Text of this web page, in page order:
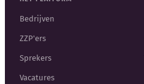
Bedrijven
ZZP'ers
Sprekers
Vacatures